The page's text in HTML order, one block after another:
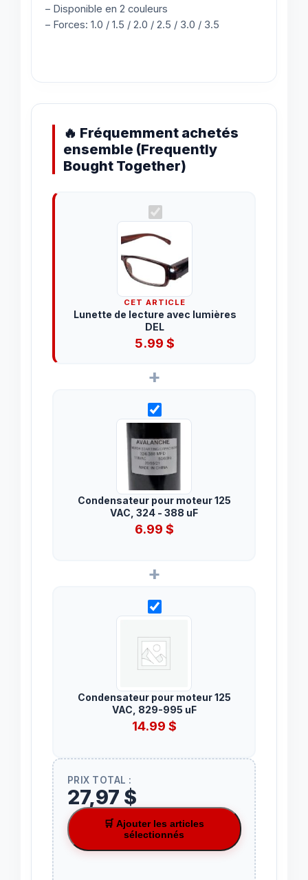
– Disponible en 2 couleurs
– Forces: 1.0 / 1.5 / 2.0 / 2.5 / 3.0 / 3.5
🔥 Fréquemment achetés
ensemble (Frequently
Bought Together)
CET ARTICLE
Lunette de lecture avec lumières
DEL
5.99$
+
Condensateur pour moteur 125
VAC, 324 - 388 uF
6.99 $
+
Condensateur pour moteur 125
VAC, 829-995 uF
14.99 $
PRIX TOTAL :
27,97 $
🛒 Ajouter les articles
sélectionnés